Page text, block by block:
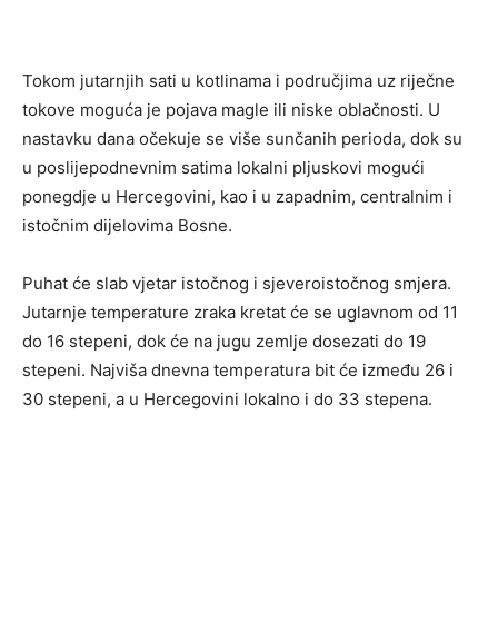
Tokom jutarnjih sati u kotlinama i područjima uz riječne
tokove moguća je pojava magle ili niske oblačnosti. U
nastavku dana očekuje se više sunčanih perioda, dok su
u poslijepodnevnim satima lokalni pljuskovi mogući
ponegdje u Hercegovini, kao i u zapadnim, centralnim i
istočnim dijelovima Bosne.
Puhat će slab vjetar istočnog i sjeveroistočnog smjera.
Jutarnje temperature zraka kretat će se uglavnom od 11
do 16 stepeni, dok će na jugu zemlje dosezati do 19
stepeni. Najviša dnevna temperatura bit će između 26 i
30 stepeni, a u Hercegovini lokalno i do 33 stepena.